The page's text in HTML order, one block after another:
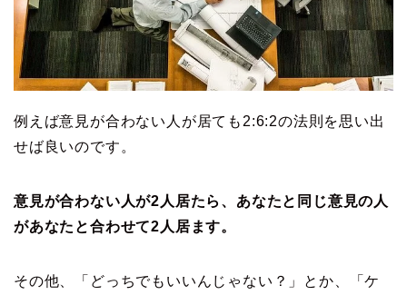
例えば意見が合わない人が居ても2:6:2の法則を思い出
せば良いのです。
意見が合わない人が2人居たら、あなたと同じ意見の人
があなたと合わせて2人居ます。
その他、「どっちでもいいんじゃない？」とか、「ケ